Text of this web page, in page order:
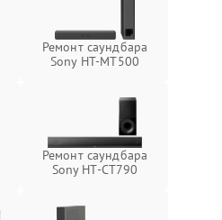
Ремонт саундбара
Sony HT-MT500
Ремонт саундбара
Sony HT-CT790